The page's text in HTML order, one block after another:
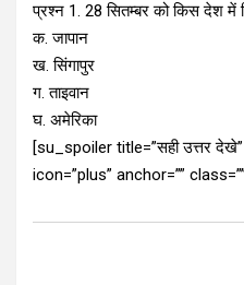
प्रश्न 1. 28 सितम्बर को किस देश में
क. जापान
ख. सिंगापुर
ग. ताइवान
घ. अमेरिका
[su_spoiler title=”सही उत्तर
icon=”plus” anchor=””